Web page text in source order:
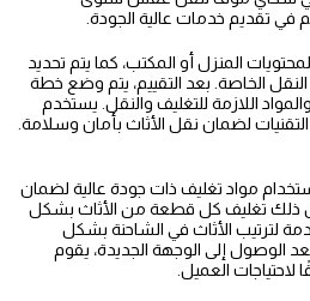
في تقديم خدمات عالية الجودة.
المنزل أو المكتب، كما يتم تحديد
الخاصة. بعد التقييم، يتم وضع خطة
اللازمة للتغليف والنقل. يستخدم
لضمان نقل الأثاث بأمان وسلامة.
مواد تغليف ذات جودة عالية لضمان
ذلك تغليف كل قطعة من الأثاث بشكل
لترتيب الأثاث في الشاحنة بشكل
الوصول إلى الوجهة الجديدة، يقوم
لاحتياجات العميل.